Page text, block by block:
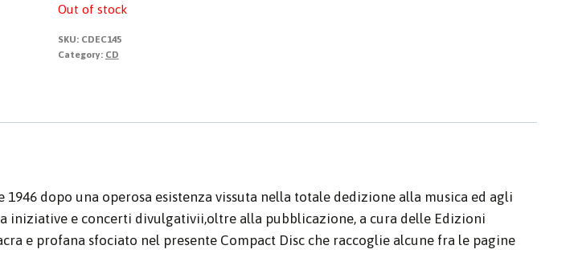
Out of stock
SKU: CDEC145
Category: CD
dopo una operosa esistenza vissuta nella totale dedizione alla musica ed agli
e concerti divulgativii,oltre alla pubblicazione, a cura delle Edizioni
e profana sfociato nel presente Compact Disc che raccoglie alcune fra le pagine